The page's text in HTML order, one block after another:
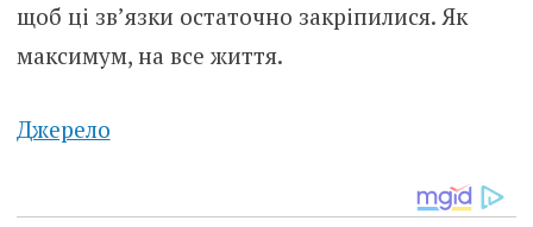
щоб ці зв’язки остаточно закріпилися. Як
максимум, на все життя.
Джерело